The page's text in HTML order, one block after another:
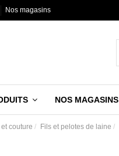
Nos magasins
NOS MAGASINS
couture Fils et pelotes de laine